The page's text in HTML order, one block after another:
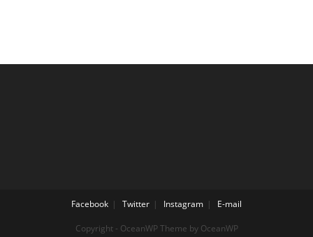
Facebook Twitter Instagram E-mail
Copyright - OceanWP Theme by OceanWP